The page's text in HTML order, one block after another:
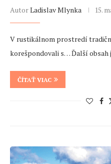
AutorLadislav Mlynka 15.
V rustikálnom prostredí
korešpondovali s… Ďalší
ČÍTAŤ VIAC